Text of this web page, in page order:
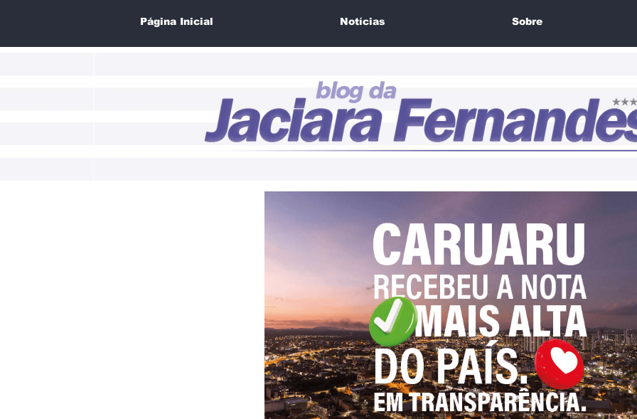
Página Inicial Notícias Sobre